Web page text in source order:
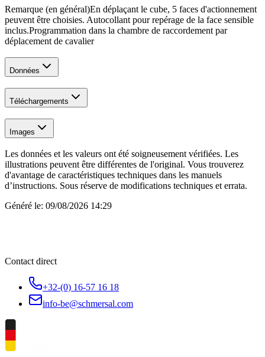
Remarque (en général)En déplaçant le cube, 5 faces d'actionnement
peuvent être choisies. Autocollant pour repérage de la face sensible
inclus.Programmation dans la chambre de raccordement par
déplacement de cavalier
Données
Téléchargements
Images
Les données et les valeurs ont été soigneusement vérifiées. Les
illustrations peuvent être différentes de l'original. Vous trouverez
d'avantage de caractéristiques techniques dans les manuels
d’instructions. Sous réserve de modifications techniques et errata.
Généré le: 09/08/2026 14:29
Contact direct
+32-(0) 16-57 16 18
info-be@schmersal.com